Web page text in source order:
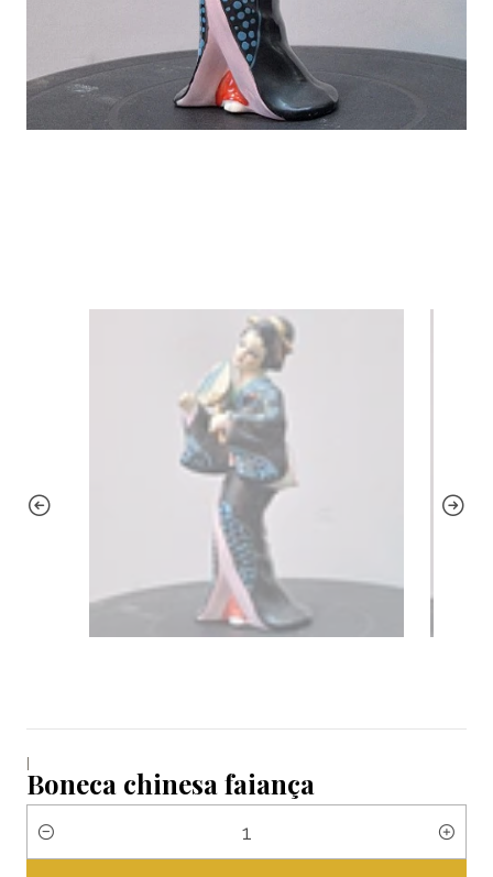
|
Boneca chinesa faiança
Cantidad